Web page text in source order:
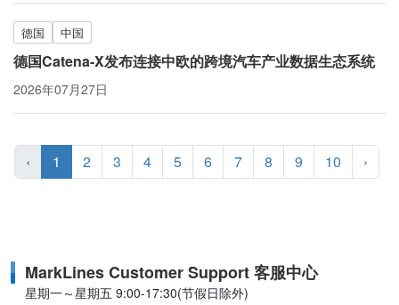
德国 中国
德国Catena-X发布连接中欧的跨境汽车产业数据生态系统
2026年07月27日
‹ 1 2 3 4 5 6 7 8 9 10 ›
MarkLines Customer Support 客服中心
星期一～星期五 9:00-17:30(节假日除外)